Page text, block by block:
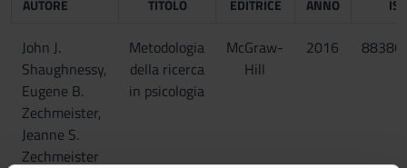
AUTORE TITOLO
EDITRICE
ANNO
John J.
Shaughnessy,
Eugene B.
Zechmeister,
Jeanne S.
Zechmeister
Metodologia
della ricerca
in psicologia
McGraw-
Hill
2016